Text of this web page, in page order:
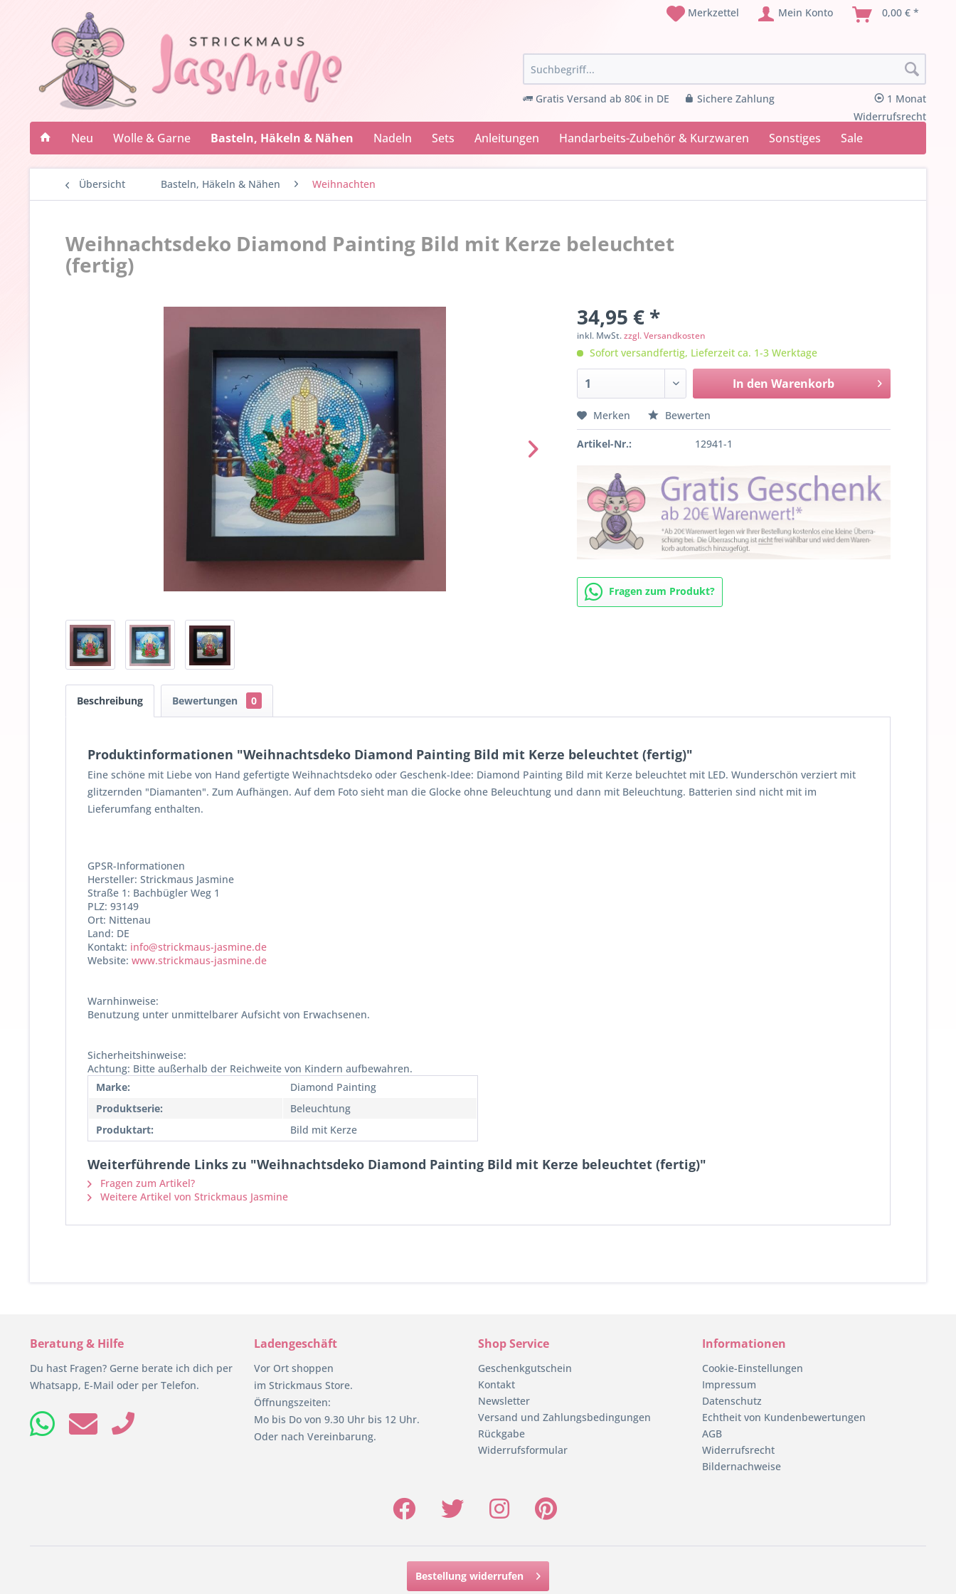
Merkzettel Mein Konto 0,00 € *
Gratis Versand ab 80€ in DE Sichere Zahlung
1 Monat
Widerrufsrecht
Neu Wolle & Garne Basteln, Häkeln & Nähen Nadeln Sets Anleitungen Handarbeits-Zubehör & Kurzwaren Sonstiges Sale
Übersicht Basteln, Häkeln & Nähen Weihnachten
Weihnachtsdeko Diamond Painting Bild mit Kerze beleuchtet
(fertig)
34,95 € *
inkl. MwSt.zzgl. Versandkosten
Sofort versandfertig, Lieferzeit ca. 1-3 Werktage
In den Warenkorb
Merken Bewerten
Artikel-Nr.: 12941-1
Fragen zum Produkt?
Beschreibung Bewertungen 0
Produktinformationen "Weihnachtsdeko Diamond Painting Bild mit Kerze beleuchtet (fertig)"
Eine schöne mit Liebe von Hand gefertigte Weihnachtsdeko oder Geschenk-Idee: Diamond Painting Bild mit Kerze beleuchtet mit LED. Wunderschön verziert mit
glitzernden "Diamanten". Zum Aufhängen. Auf dem Foto sieht man die Glocke ohne Beleuchtung und dann mit Beleuchtung. Batterien sind nicht mit im
Lieferumfang enthalten.
GPSR-Informationen
Hersteller: Strickmaus Jasmine
Straße 1: Bachbügler Weg 1
PLZ: 93149
Ort: Nittenau
Land: DE
Kontakt: info@strickmaus-jasmine.de
Website: www.strickmaus-jasmine.de
Warnhinweise:
Benutzung unter unmittelbarer Aufsicht von Erwachsenen.
Sicherheitshinweise:
Achtung: Bitte außerhalb der Reichweite von Kindern aufbewahren.
Marke:
Diamond Painting
Produktserie:
Beleuchtung
Produktart:
Bild mit Kerze
Weiterführende Links zu "Weihnachtsdeko Diamond Painting Bild mit Kerze beleuchtet (fertig)"
Fragen zum Artikel?
Weitere Artikel von Strickmaus Jasmine
Beratung & Hilfe
Du hast Fragen? Gerne berate ich dich per
Whatsapp, E-Mail oder per Telefon.
Ladengeschäft
Vor Ort shoppen
im Strickmaus Store.
Öffnungszeiten:
Mo bis Do von 9.30 Uhr bis 12 Uhr.
Oder nach Vereinbarung.
Shop Service
Geschenkgutschein
Kontakt
Newsletter
Versand und Zahlungsbedingungen
Rückgabe
Widerrufsformular
Informationen
Cookie-Einstellungen
Impressum
Datenschutz
Echtheit von Kundenbewertungen
AGB
Widerrufsrecht
Bildernachweise
Bestellung widerrufen